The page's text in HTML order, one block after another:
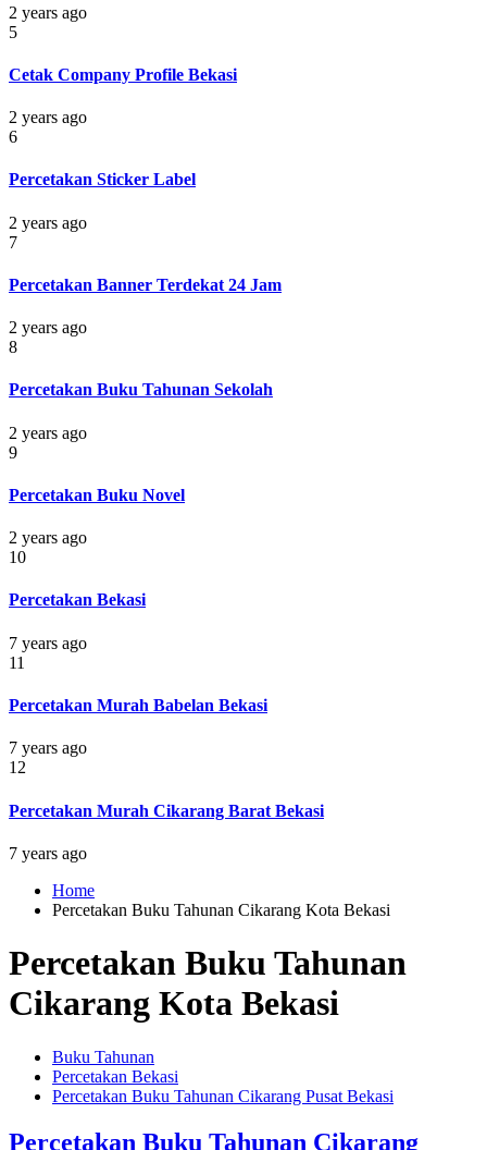
2 years ago
5
Cetak Company Profile Bekasi
2 years ago
6
Percetakan Sticker Label
2 years ago
7
Percetakan Banner Terdekat 24 Jam
2 years ago
8
Percetakan Buku Tahunan Sekolah
2 years ago
9
Percetakan Buku Novel
2 years ago
10
Percetakan Bekasi
7 years ago
11
Percetakan Murah Babelan Bekasi
7 years ago
12
Percetakan Murah Cikarang Barat Bekasi
7 years ago
Home
Percetakan Buku Tahunan Cikarang Kota Bekasi
Percetakan Buku Tahunan
Cikarang Kota Bekasi
Buku Tahunan
Percetakan Bekasi
Percetakan Buku Tahunan Cikarang Pusat Bekasi
Percetakan Buku Tahunan Cikarang